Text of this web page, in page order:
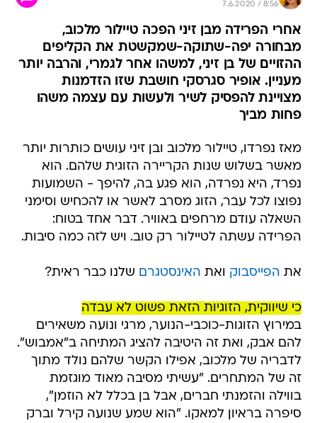
7.6.2020 / 8:56
אחרי הפרידה מבן זיני הפכה טיילור מלכוב,
מבחורה יפה-שתוקה-שמקשטת את הקליפים
ההזויים של בן זיני, למשהו אחר לגמרי, והרבה יותר
מעניין. אופיר סגרסקי חושבת שזו הזדמנות
מצויינת להפסיק לשיר ולעשות עם עצמה משהו
פחות מביך
מאז נפרדו, טיילור מלכוב ובן זיני עושים כותרות יותר
מאשר בשלוש שנות הקריירה הזוגית שלהם. הוא
נפרד, היא נפרדה, הוא פגע בה, להיפך - השמועות
נפוצו לכל עבר, הזוג מסרב לאשר או להכחיש וסימני
השאלה עודם מרחפים באוויר. דבר אחד בטוח:
הפרידה עשתה לטיילור רק טוב. ויש לזה כמה סיבות.
את הפייסבוק ואת האינסטגרם שלנו כבר ראית?
כי שיווקית, הזוגיות הזאת פשוט לא עבדה
במירוץ הזוגות-כוכבי-הנוער, מרגי ונועה משאירים
להם אבק, ואת זה היטיבה להציג המתיחה ב"אמבוש".
לדבריה של מלכוב, אפילו הקשר שלהם נולד מתוך
זה של המתחרים. "עשיתי מסיבה מאוד מוגזמת
בווילה והזמנתי חברים, אבל בן בכלל לא הוזמן",
סיפרה בראיון למאקו. "הוא שמע שנועה קירל וברק